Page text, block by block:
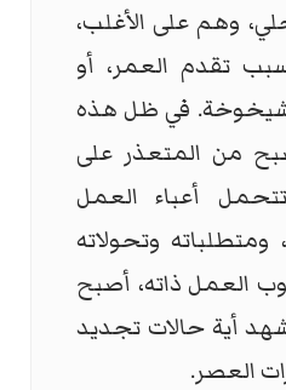
وهم على الأغلب،
تقدم العمر، أو
في ظل هذه
من المتعذر على
أعباء العمل
وتحولاته
العمل ذاته، أصبح
أية حالات تجديد
العصر.